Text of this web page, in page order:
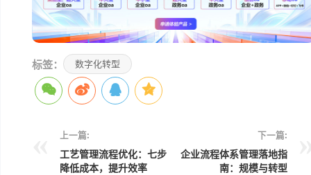
标签： 数字化转型
上一篇:
工艺管理流程优化：七步
降低成本，提升效率
下一篇:
企业流程体系管理落地指
南：规模与转型